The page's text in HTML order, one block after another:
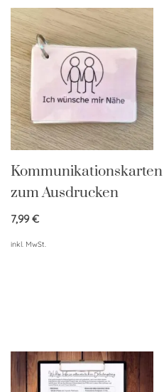
Kommunikationskarten
zum Ausdrucken
7,99€
inkl. MwSt.